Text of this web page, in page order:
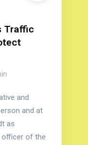
Traffic
and
and at
as
officer of the